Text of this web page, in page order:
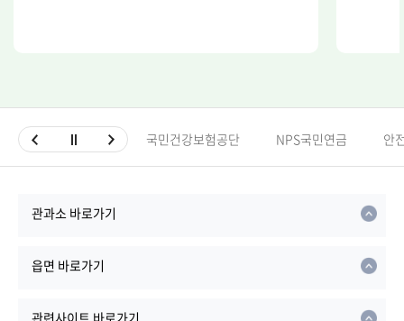
국민건강보험공단 NPS국민연금 안
관과소 바로가기
읍면 바로가기